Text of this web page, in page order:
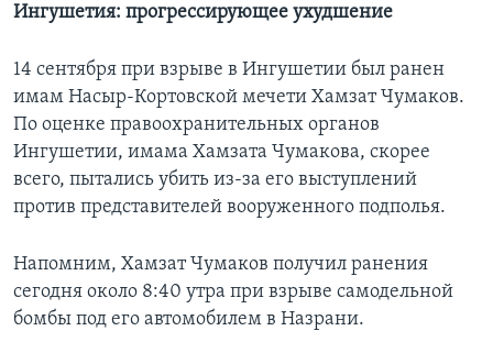
Ингушетия: прогрессирующее ухудшение
14 сентября при взрыве в Ингушетии был ранен
имам Насыр-Кортовской мечети Хамзат Чумаков.
По оценке правоохранительных органов
Ингушетии, имама Хамзата Чумакова, скорее
всего, пытались убить из-за его выступлений
против представителей вооруженного подполья.
Напомним, Хамзат Чумаков получил ранения
сегодня около 8:40 утра при взрыве самодельной
бомбы под его автомобилем в Назрани.